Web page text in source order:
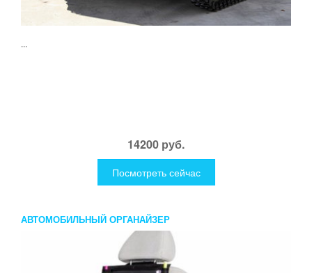
...
14200 руб.
Посмотреть сейчас
АВТОМОБИЛЬНЫЙ ОРГАНАЙЗЕР